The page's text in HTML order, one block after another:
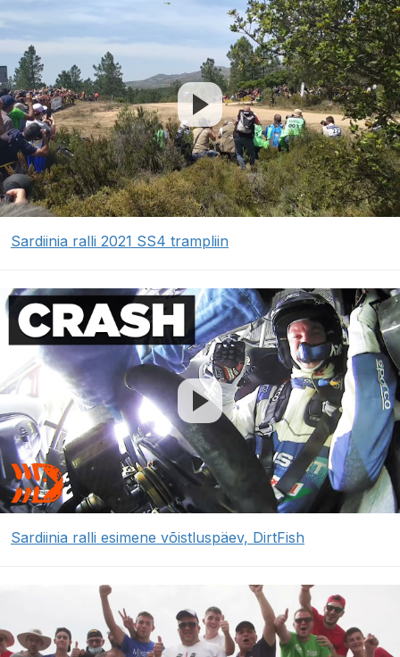
Sardiinia ralli 2021 SS4 trampliin
Sardiinia ralli esimene võistluspäev, DirtFish